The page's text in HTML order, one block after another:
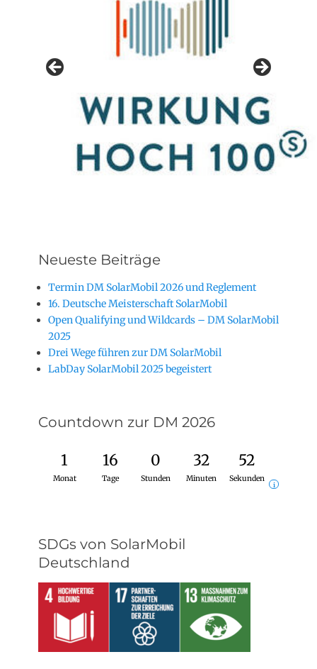
Neueste Beiträge
Termin DM SolarMobil 2026 und Reglement
16. Deutsche Meisterschaft SolarMobil
Open Qualifying und Wildcards – DM SolarMobil
2025
Drei Wege führen zur DM SolarMobil
LabDay SolarMobil 2025 begeistert
Countdown zur DM 2026
1
Monat
16
Tage
0
Stunden
32
Minuten
51
Sekunden
i
SDGs von SolarMobil
Deutschland